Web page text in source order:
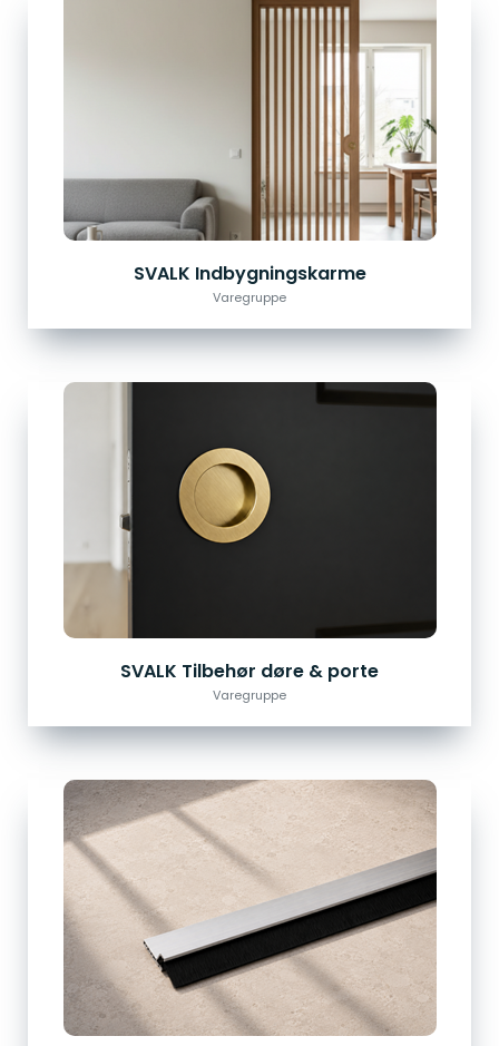
SVALK Indbygningskarme
Varegruppe
SVALK Tilbehør døre & porte
Varegruppe